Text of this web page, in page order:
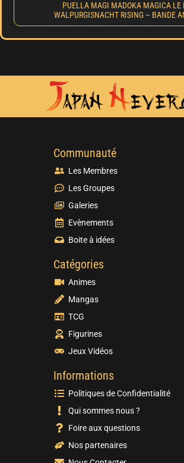
PUELLA MAGI MADOKA MAGICA LE
WALPURGISNACHT RISING – BANDE
Communauté
Les Membres
Les Groupes
Galeries
Evènements
Boite à idées
Catégories
Animes
Mangas
TCG
Figurines
Jeux Vidéos
Informations
Politiques de Confidentialité
Qui sommes nous ?
Foire aux questions
Nos partenaires